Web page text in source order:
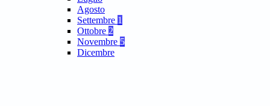
Agosto
Settembre 1
Ottobre 2
Novembre 5
Dicembre